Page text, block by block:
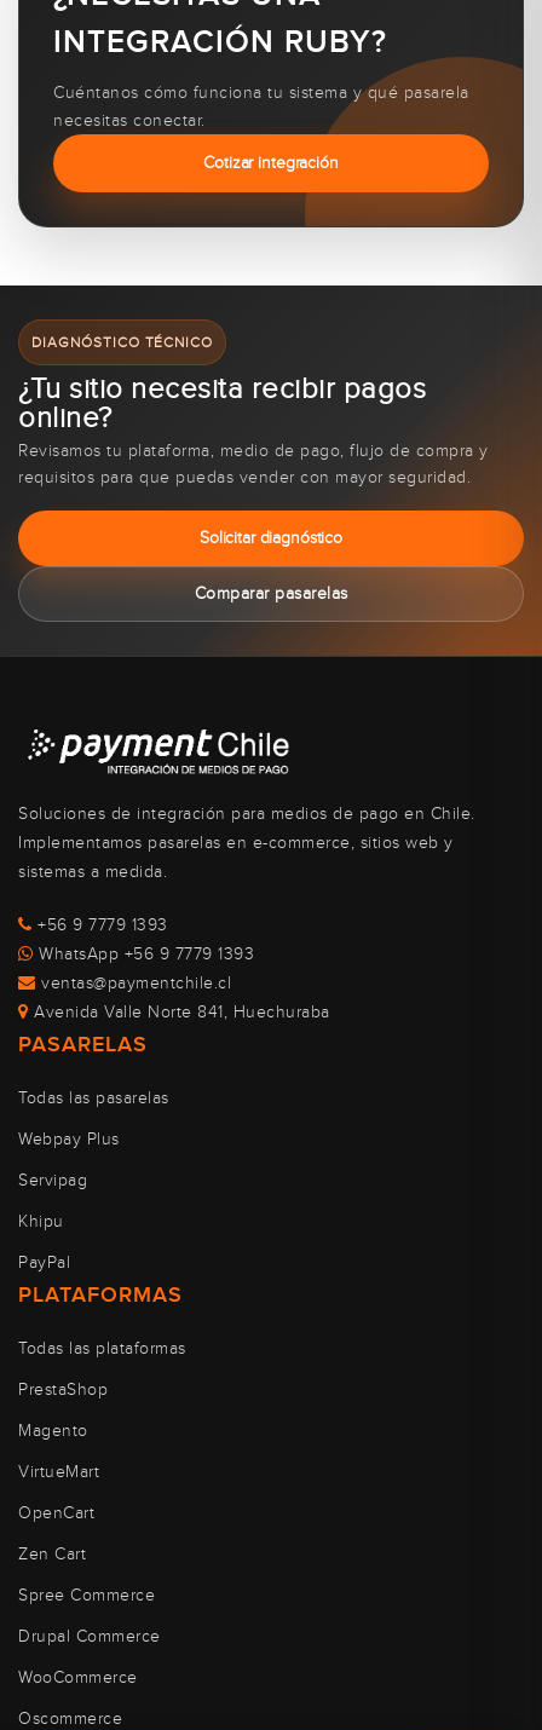
INTEGRACIÓN RUBY?
Cuéntanos cómo funciona tu sistema y qué pasarela
necesitas conectar.
Cotizar integración
DIAGNÓSTICO TÉCNICO
¿Tu sitio necesita recibir pagos
online?
Revisamos tu plataforma, medio de pago, flujo de compra y
requisitos para que puedas vender con mayor seguridad.
Solicitar diagnóstico
Comparar pasarelas
Soluciones de integración para medios de pago en Chile.
Implementamos pasarelas en e-commerce, sitios web y
sistemas a medida.
+56 9 7779 1393
WhatsApp +56 9 7779 1393
ventas@paymentchile.cl
Avenida Valle Norte 841, Huechuraba
PASARELAS
Todas las pasarelas
Webpay Plus
Servipag
Khipu
PayPal
PLATAFORMAS
Todas las plataformas
PrestaShop
Magento
VirtueMart
OpenCart
Zen Cart
Spree Commerce
Drupal Commerce
WooCommerce
Oscommerce